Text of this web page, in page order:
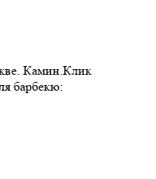
Камин.Клик
барбекю: